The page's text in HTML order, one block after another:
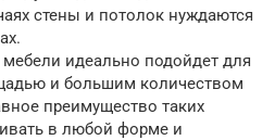
стены и потолок нуждаются
идеально подойдет для
и большим количеством
преимущество таких
в любой форме и